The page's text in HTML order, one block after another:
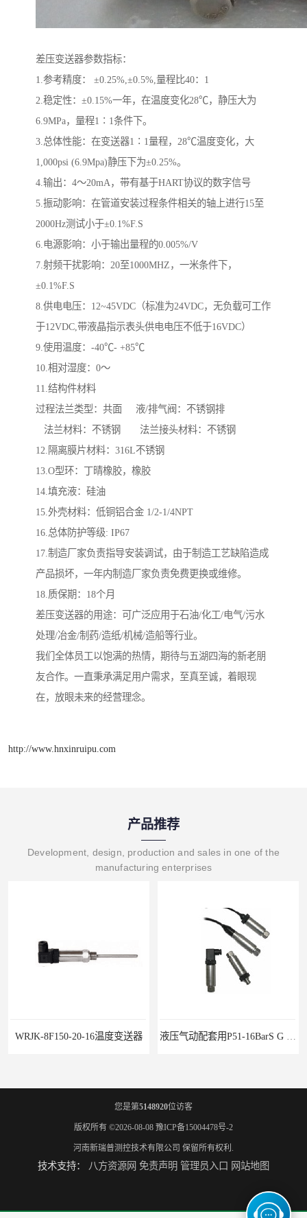
差压变送器参数指标：
1.参考精度： ±0.25%,±0.5%,量程比40：1
2.稳定性：±0.15%一年，在温度变化28℃，静压大为
6.9MPa，量程1∶1条件下。
3.总体性能：在变送器1∶1量程，28℃温度变化，大
1,000psi (6.9Mpa)静压下为±0.25%。
4.输出：4～20mA，带有基于HART协议的数字信号
5.振动影响：在管道安装过程条件相关的轴上进行15至
2000Hz测试小于±0.1%F.S
6.电源影响：小于输出量程的0.005%/V
7.射频干扰影响：20至1000MHZ，一米条件下，
±0.1%F.S
8.供电电压：12~45VDC（标准为24VDC，无负载可工作
于12VDC,带液晶指示表头供电电压不低于16VDC）
9.使用温度：-40℃- +85℃
10.相对湿度：0～
11.结构件材料
过程法兰类型：共面 液/排气阀：不锈钢排
法兰材料：不锈钢 法兰接头材料：不锈钢
12.隔离膜片材料：316L不锈钢
13.O型环：丁晴橡胶，橡胶
14.填充液：硅油
15.外壳材料：低铜铝合金 1/2-1/4NPT
16.总体防护等级: IP67
17.制造厂家负责指导安装调试，由于制造工艺缺陷造成
产品损坏，一年内制造厂家负责免费更换或维修。
18.质保期：18个月
差压变送器的用途：可广泛应用于石油/化工/电气/污水
处理/冶金/制药/造纸/机械/造船等行业。
我们全体员工以饱满的热情，期待与五湖四海的新老朋
友合作。一直秉承满足用户需求，至真至诚，着眼现
在，放眼未来的经营理念。
http://www.hnxinruipu.com
产品推荐
Development, design, production and sales in one of the
manufacturing enterprises
WRJK-8F150-20-16温度变送器
WP-D816-01-08-HHT智能多路巡检仪 水泥厂用DG1300-PJ-1-2-40/AA2N压力变送器
您是第5148920位访客
版权所有 ©2026-08-08 豫ICP备15004478号-2
河南新瑞普测控技术有限公司 保留所有权利.
技术支持： 八方资源网 免责声明 管理员入口 网站地图